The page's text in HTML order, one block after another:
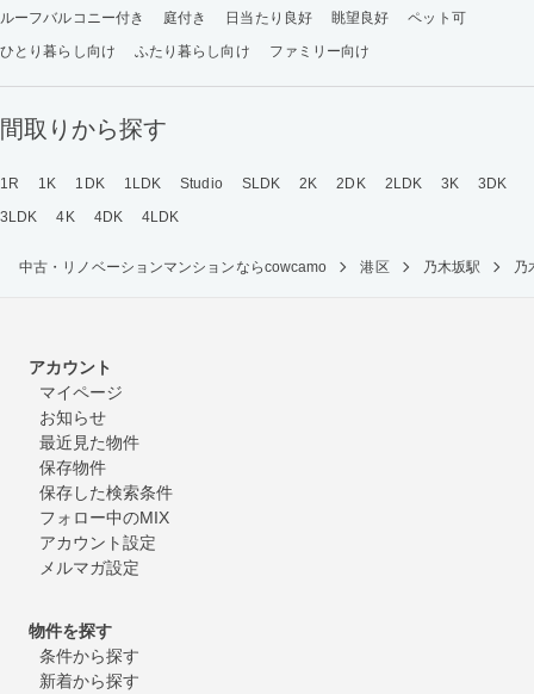
ルーフバルコニー付き 庭付き 日当たり良好 眺望良好
ペット可
ひとり暮らし向け
ふたり暮らし向け ファミリー向け
間取りから探す
1R 1K 1DK 1LDK Studio SLDK 2K 2DK 2LDK 3K
3DK
3LDK
4K 4DK 4LDK
中古・リノベーションマンションならcowcamo 港区 乃木坂駅 乃
アカウント
マイページ
お知らせ
最近見た物件
保存物件
保存した検索条件
フォロー中のMIX
アカウント設定
メルマガ設定
物件を探す
条件から探す
新着から探す